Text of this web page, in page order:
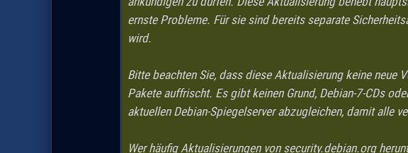
ernste Probleme. Für sie sind bereits separate
wird.
Bitte beachten Sie, dass diese Aktualisierung keine neue
Pakete auffrischt. Es gibt keinen Grund, Debian-7-CDs
aktuellen Debian-Spiegelserver abzugleichen, damit alle
Wer häufig Aktualisierungen von security.debian.org